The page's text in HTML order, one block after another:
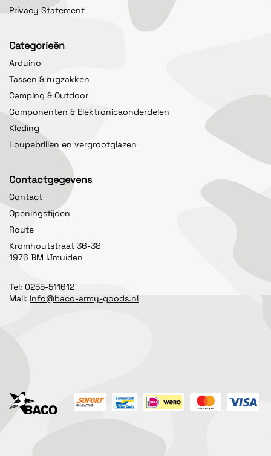
Privacy Statement
Categorieën
Arduino
Tassen & rugzakken
Camping & Outdoor
Componenten & Elektronicaonderdelen
Kleding
Loupebrillen en vergrootglazen
Contactgegevens
Contact
Openingstijden
Route
Kromhoutstraat 36-38
1976 BM IJmuiden
Tel: 0255-511612
Mail: info@baco-army-goods.nl